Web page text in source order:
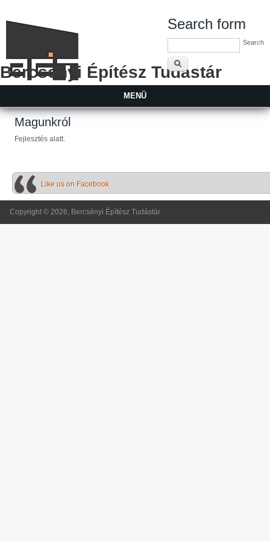
Bercsényi Építész Tudástár
Search form
Search
MENÜ
Magunkról
Fejlesztés alatt.
Like us on Facebook
Copyright © 2026, Bercsényi Építész Tudástár